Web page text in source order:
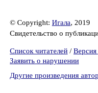
© Copyright: Игала, 2019
Свидетельство о
Список читателей / Версия
Заявить о нарушении
Другие произведения